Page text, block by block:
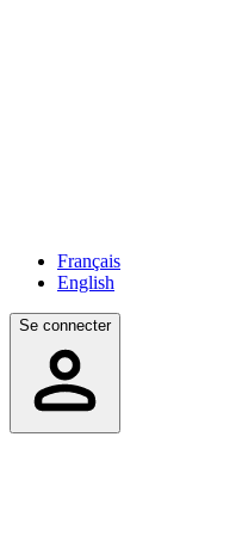
Français
English
Se connecter